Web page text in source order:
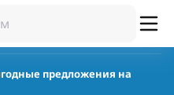
предложения на